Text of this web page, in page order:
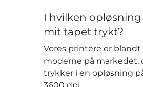
I hvilken
mit tapet trykt?
Vores printere er
moderne på markedet,
trykker i en opløsning